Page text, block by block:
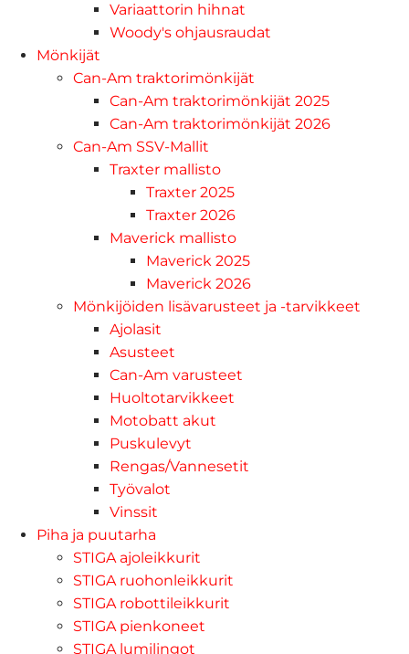
Variaattorin hihnat
Woody's ohjausraudat
Mönkijät
Can-Am traktorimönkijät
Can-Am traktorimönkijät 2025
Can-Am traktorimönkijät 2026
Can-Am SSV-Mallit
Traxter mallisto
Traxter 2025
Traxter 2026
Maverick mallisto
Maverick 2025
Maverick 2026
Mönkijöiden lisävarusteet ja -tarvikkeet
Ajolasit
Asusteet
Can-Am varusteet
Huoltotarvikkeet
Motobatt akut
Puskulevyt
Rengas/Vannesetit
Työvalot
Vinssit
Piha ja puutarha
STIGA ajoleikkurit
STIGA ruohonleikkurit
STIGA robottileikkurit
STIGA pienkoneet
STIGA lumilingot